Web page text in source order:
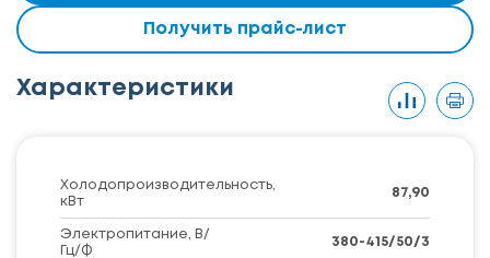
Получить прайс-лист
Характеристики
Холодопроизводительность,
кВт
87,90
Электропитание, В/
Гц/Ф
380-415/50/3